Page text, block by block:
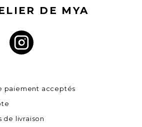
DE MYA
paiement acceptés
de livraison